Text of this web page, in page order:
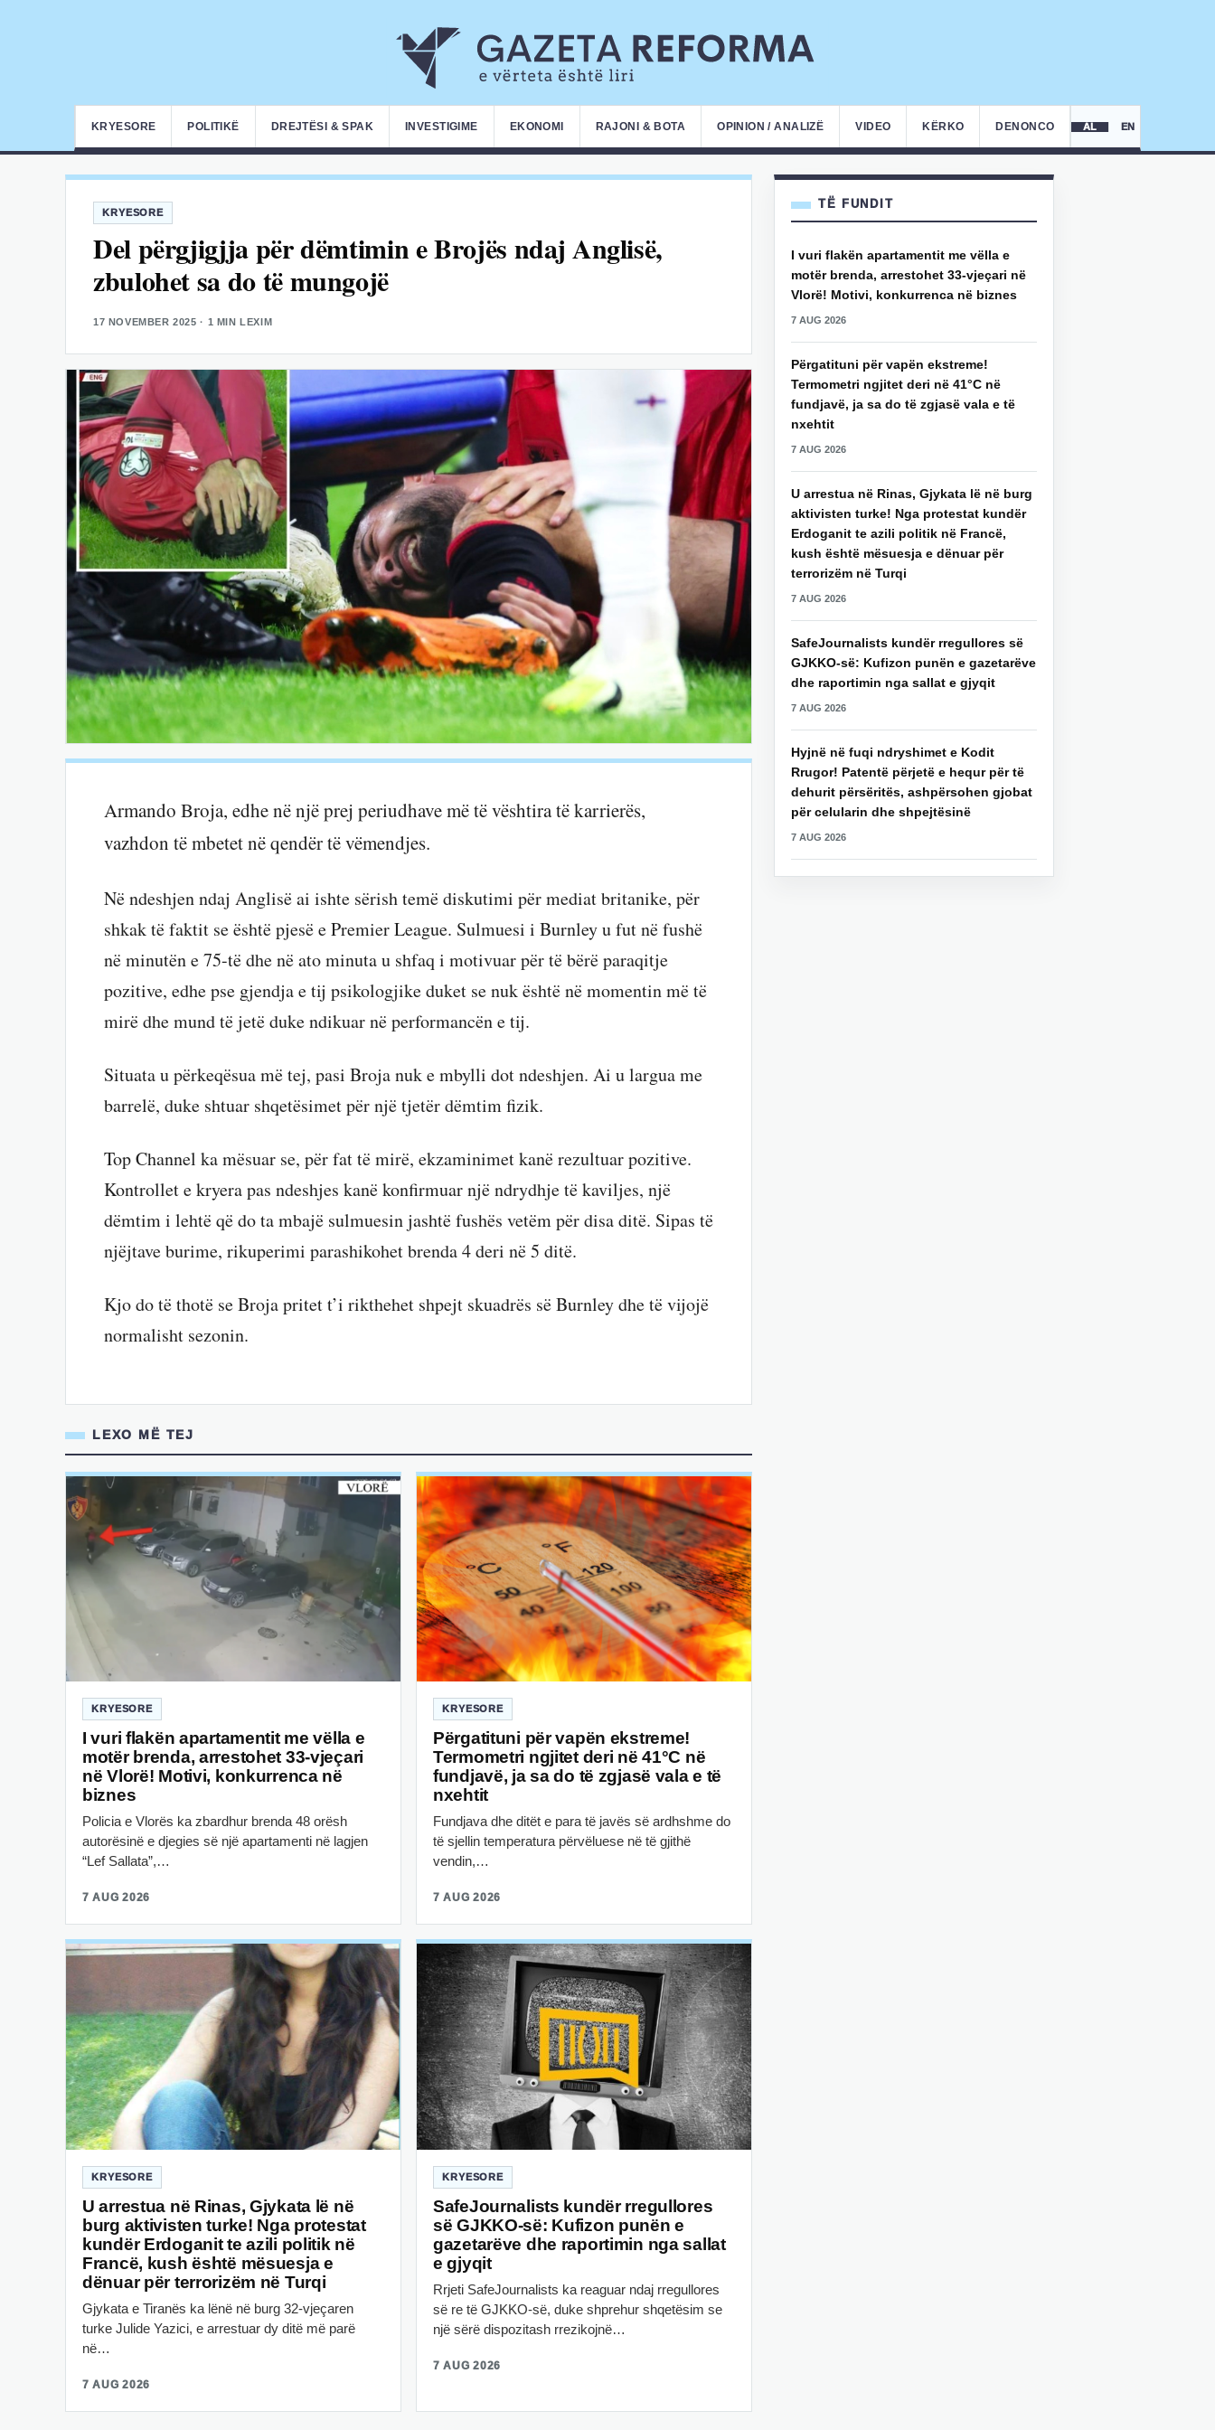
KRYESORE POLITIKË DREJTËSI & SPAK INVESTIGIME EKONOMI RAJONI & BOTA OPINION / ANALIZË VIDEO KËRKO DENONCO AL EN
KRYESORE
Del përgjigjja për dëmtimin e Brojës ndaj Anglisë,
zbulohet sa do të mungojë
17 NOVEMBER 2025 · 1 MIN LEXIM
Armando Broja, edhe në një prej periudhave më të vështira të karrierës,
vazhdon të mbetet në qendër të vëmendjes.
Në ndeshjen ndaj Anglisë ai ishte sërish temë diskutimi për mediat britanike, për
shkak të faktit se është pjesë e Premier League. Sulmuesi i Burnley u fut në fushë
në minutën e 75-të dhe në ato minuta u shfaq i motivuar për të bërë paraqitje
pozitive, edhe pse gjendja e tij psikologjike duket se nuk është në momentin më të
mirë dhe mund të jetë duke ndikuar në performancën e tij.
Situata u përkeqësua më tej, pasi Broja nuk e mbylli dot ndeshjen. Ai u largua me
barrelë, duke shtuar shqetësimet për një tjetër dëmtim fizik.
Top Channel ka mësuar se, për fat të mirë, ekzaminimet kanë rezultuar pozitive.
Kontrollet e kryera pas ndeshjes kanë konfirmuar një ndrydhje të kaviljes, një
dëmtim i lehtë që do ta mbajë sulmuesin jashtë fushës vetëm për disa ditë. Sipas të
njëjtave burime, rikuperimi parashikohet brenda 4 deri në 5 ditë.
Kjo do të thotë se Broja pritet t’i rikthehet shpejt skuadrës së Burnley dhe të vijojë
normalisht sezonin.
LEXO MË TEJ
KRYESORE
I vuri flakën apartamentit me vëlla e
motër brenda, arrestohet 33-vjeçari
në Vlorë! Motivi, konkurrenca në
biznes
Policia e Vlorës ka zbardhur brenda 48 orësh
autorësinë e djegies së një apartamenti në lagjen
“Lef Sallata”,…
7 AUG 2026
KRYESORE
Përgatituni për vapën ekstreme!
Termometri ngjitet deri në 41°C në
fundjavë, ja sa do të zgjasë vala e të
nxehtit
Fundjava dhe ditët e para të javës së ardhshme do
të sjellin temperatura përvëluese në të gjithë
vendin,…
7 AUG 2026
KRYESORE
U arrestua në Rinas, Gjykata lë në
burg aktivisten turke! Nga protestat
kundër Erdoganit te azili politik në
Francë, kush është mësuesja e
dënuar për terrorizëm në Turqi
Gjykata e Tiranës ka lënë në burg 32-vjeçaren
turke Julide Yazici, e arrestuar dy ditë më parë
në…
7 AUG 2026
KRYESORE
SafeJournalists kundër rregullores
së GJKKO-së: Kufizon punën e
gazetarëve dhe raportimin nga sallat
e gjyqit
Rrjeti SafeJournalists ka reaguar ndaj rregullores
së re të GJKKO-së, duke shprehur shqetësim se
një sërë dispozitash rrezikojnë…
7 AUG 2026
TË FUNDIT
I vuri flakën apartamentit me vëlla e
motër brenda, arrestohet 33-vjeçari në
Vlorë! Motivi, konkurrenca në biznes
7 AUG 2026
Përgatituni për vapën ekstreme!
Termometri ngjitet deri në 41°C në
fundjavë, ja sa do të zgjasë vala e të
nxehtit
7 AUG 2026
U arrestua në Rinas, Gjykata lë në burg
aktivisten turke! Nga protestat kundër
Erdoganit te azili politik në Francë,
kush është mësuesja e dënuar për
terrorizëm në Turqi
7 AUG 2026
SafeJournalists kundër rregullores së
GJKKO-së: Kufizon punën e gazetarëve
dhe raportimin nga sallat e gjyqit
7 AUG 2026
Hyjnë në fuqi ndryshimet e Kodit
Rrugor! Patentë përjetë e hequr për të
dehurit përsëritës, ashpërsohen gjobat
për celularin dhe shpejtësinë
7 AUG 2026